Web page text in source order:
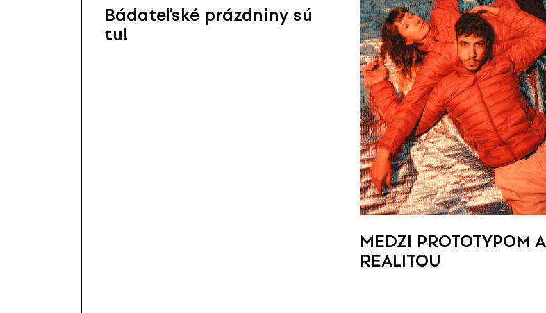
Bádateľské prázdniny sú
tu!
MEDZI PROTOTYPOM A
REALITOU